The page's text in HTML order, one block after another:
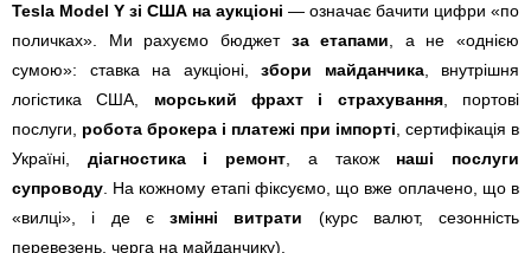
Tesla Model Y зі США на аукціоні — означає бачити цифри «по
поличках». Ми рахуємо бюджет за етапами , а не «однією
сумою»: ставка на аукціоні, збори майданчика, внутрішня
логістика США, морський фрахт і страхування, портові
послуги, робота брокера і платежі при імпорті , сертифікація в
Україні, діагностика і ремонт , а також наші послуги
супроводу . На кожному етапі фіксуємо, що вже оплачено, що в
«вилці», і де є змінні витрати (курс валют, сезонність
перевезень, черга на майданчику).